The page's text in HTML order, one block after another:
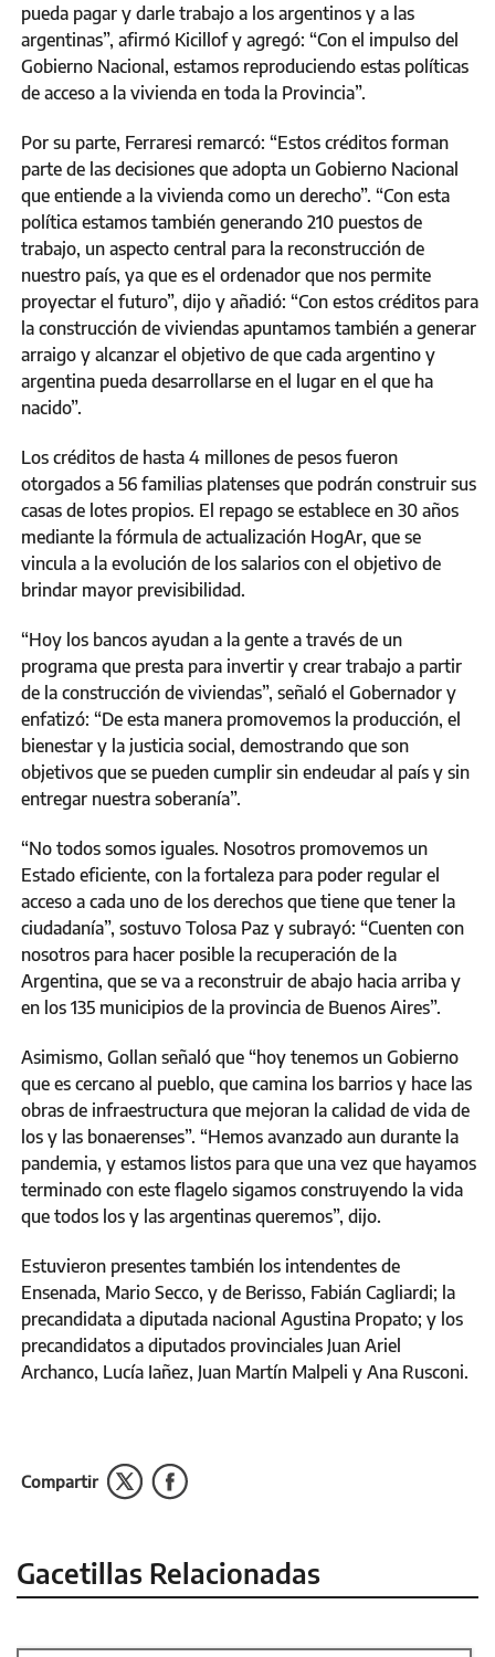
pueda pagar y darle trabajo a los argentinos y a las
argentinas”, afirmó Kicillof y agregó: “Con el impulso del
Gobierno Nacional, estamos reproduciendo estas políticas
de acceso a la vivienda en toda la Provincia”.
Por su parte, Ferraresi remarcó: “Estos créditos forman
parte de las decisiones que adopta un Gobierno Nacional
que entiende a la vivienda como un derecho”. “Con esta
política estamos también generando 210 puestos de
trabajo, un aspecto central para la reconstrucción de
nuestro país, ya que es el ordenador que nos permite
proyectar el futuro”, dijo y añadió: “Con estos créditos para
la construcción de viviendas apuntamos también a generar
arraigo y alcanzar el objetivo de que cada argentino y
argentina pueda desarrollarse en el lugar en el que ha
nacido”.
Los créditos de hasta 4 millones de pesos fueron
otorgados a 56 familias platenses que podrán construir sus
casas de lotes propios. El repago se establece en 30 años
mediante la fórmula de actualización HogAr, que se
vincula a la evolución de los salarios con el objetivo de
brindar mayor previsibilidad.
“Hoy los bancos ayudan a la gente a través de un
programa que presta para invertir y crear trabajo a partir
de la construcción de viviendas”, señaló el Gobernador y
enfatizó: “De esta manera promovemos la producción, el
bienestar y la justicia social, demostrando que son
objetivos que se pueden cumplir sin endeudar al país y sin
entregar nuestra soberanía”.
“No todos somos iguales. Nosotros promovemos un
Estado eficiente, con la fortaleza para poder regular el
acceso a cada uno de los derechos que tiene que tener la
ciudadanía”, sostuvo Tolosa Paz y subrayó: “Cuenten con
nosotros para hacer posible la recuperación de la
Argentina, que se va a reconstruir de abajo hacia arriba y
en los 135 municipios de la provincia de Buenos Aires”.
Asimismo, Gollan señaló que “hoy tenemos un Gobierno
que es cercano al pueblo, que camina los barrios y hace las
obras de infraestructura que mejoran la calidad de vida de
los y las bonaerenses”. “Hemos avanzado aun durante la
pandemia, y estamos listos para que una vez que hayamos
terminado con este flagelo sigamos construyendo la vida
que todos los y las argentinas queremos”, dijo.
Estuvieron presentes también los intendentes de
Ensenada, Mario Secco, y de Berisso, Fabián Cagliardi; la
precandidata a diputada nacional Agustina Propato; y los
precandidatos a diputados provinciales Juan Ariel
Archanco, Lucía Iañez, Juan Martín Malpeli y Ana Rusconi.
Compartir
Gacetillas Relacionadas